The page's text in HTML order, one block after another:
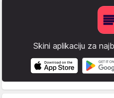
Skini aplikaciju za